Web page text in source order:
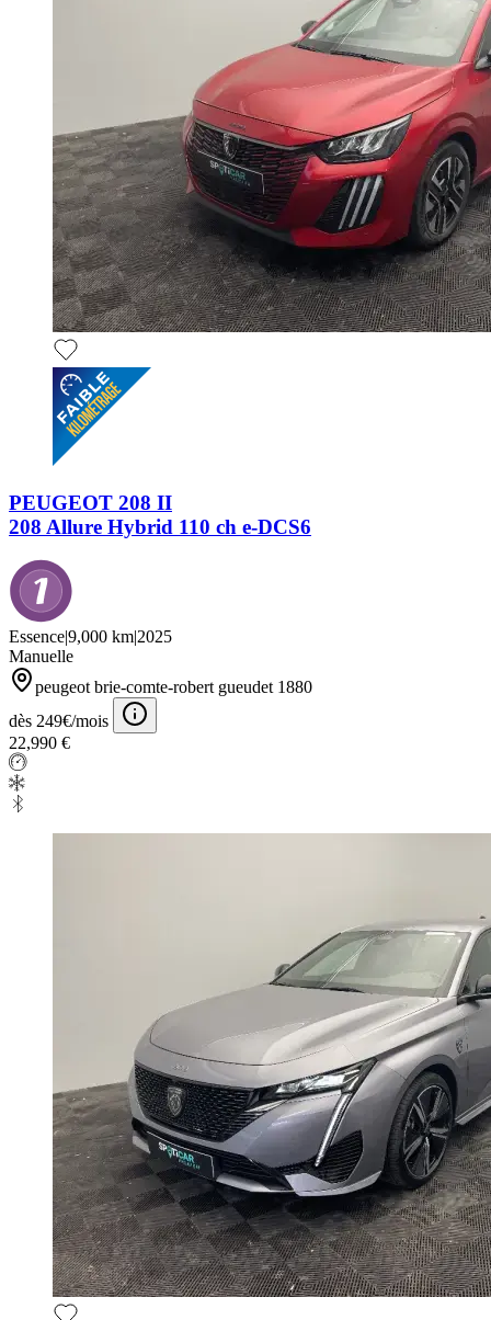
PEUGEOT 208 II
208 Allure Hybrid 110 ch e-DCS6
Essence|9,000 km|2025
Manuelle
peugeot brie-comte-robert gueudet 1880
dès 249€/mois
22,990 €